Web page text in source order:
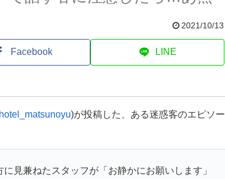
2021/10/13
Facebook LINE
)が投稿した、ある迷惑客のエピソー
見兼ねたスタッフが「お静かにお願いします」